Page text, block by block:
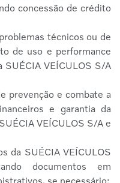
concessão de crédito
técnicos ou de
de uso e performance
VEÍCULOS S/A
prevenção e combate a
e garantia da
VEÍCULOS S/A e
da SUÉCIA VEÍCULOS
documentos em
se necessário;